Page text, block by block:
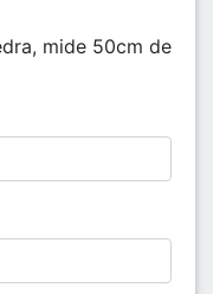
mide 50cm de